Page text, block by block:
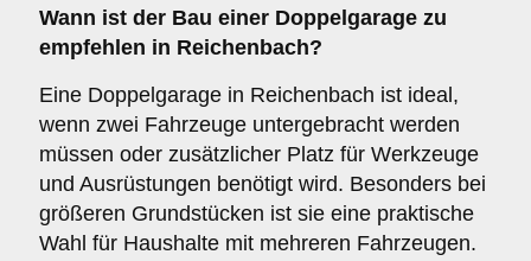
Wann ist der Bau einer Doppelgarage zu
empfehlen in Reichenbach?
Eine Doppelgarage in Reichenbach ist ideal,
wenn zwei Fahrzeuge untergebracht werden
müssen oder zusätzlicher Platz für Werkzeuge
und Ausrüstungen benötigt wird. Besonders bei
größeren Grundstücken ist sie eine praktische
Wahl für Haushalte mit mehreren Fahrzeugen.